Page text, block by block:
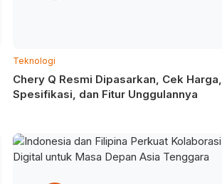
Teknologi
Chery Q Resmi Dipasarkan, Cek Harga,
Spesifikasi, dan Fitur Unggulannya